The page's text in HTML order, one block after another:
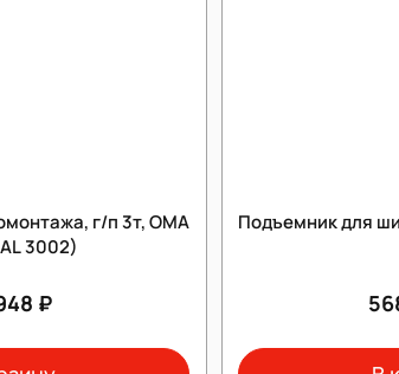
г/п 3т, OMA
3002)
₽
Подъемник для